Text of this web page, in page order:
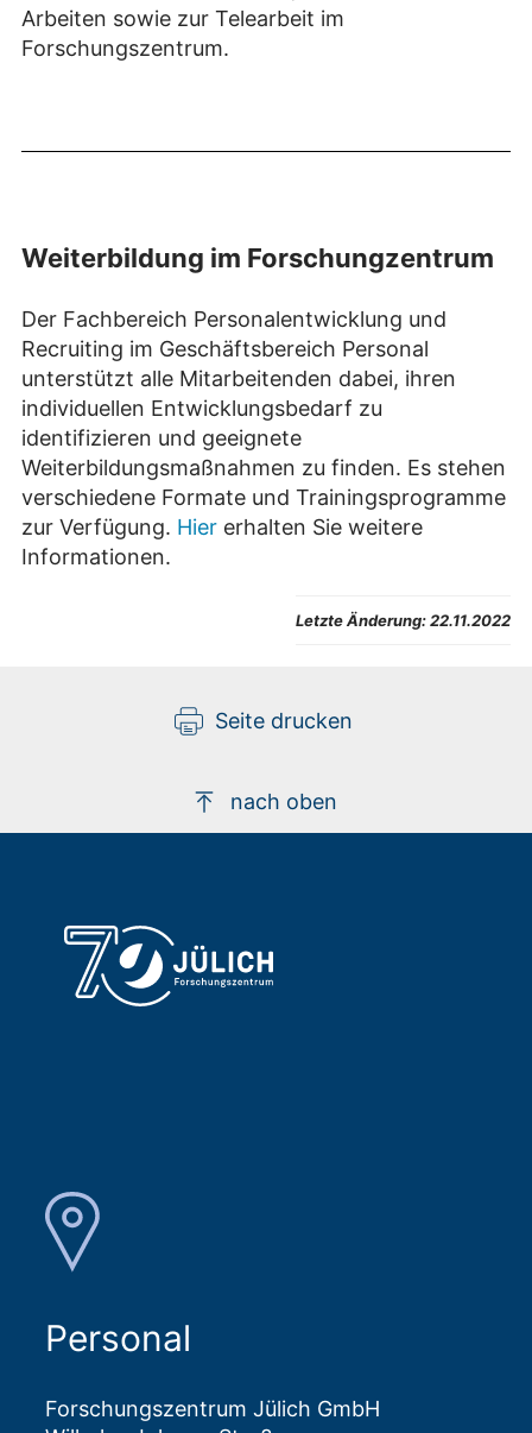
Arbeiten sowie zur Telearbeit im
Forschungszentrum.
Weiterbildung im Forschungzentrum
Der Fachbereich Personalentwicklung und
Recruiting im Geschäftsbereich Personal
unterstützt alle Mitarbeitenden dabei, ihren
individuellen Entwicklungsbedarf zu
identifizieren und geeignete
Weiterbildungsmaßnahmen zu finden. Es stehen
verschiedene Formate und Trainingsprogramme
zur Verfügung. Hier erhalten Sie weitere
Informationen.
Letzte Änderung:22.11.2022
Seite drucken
nach oben
Personal
Forschungszentrum Jülich GmbH